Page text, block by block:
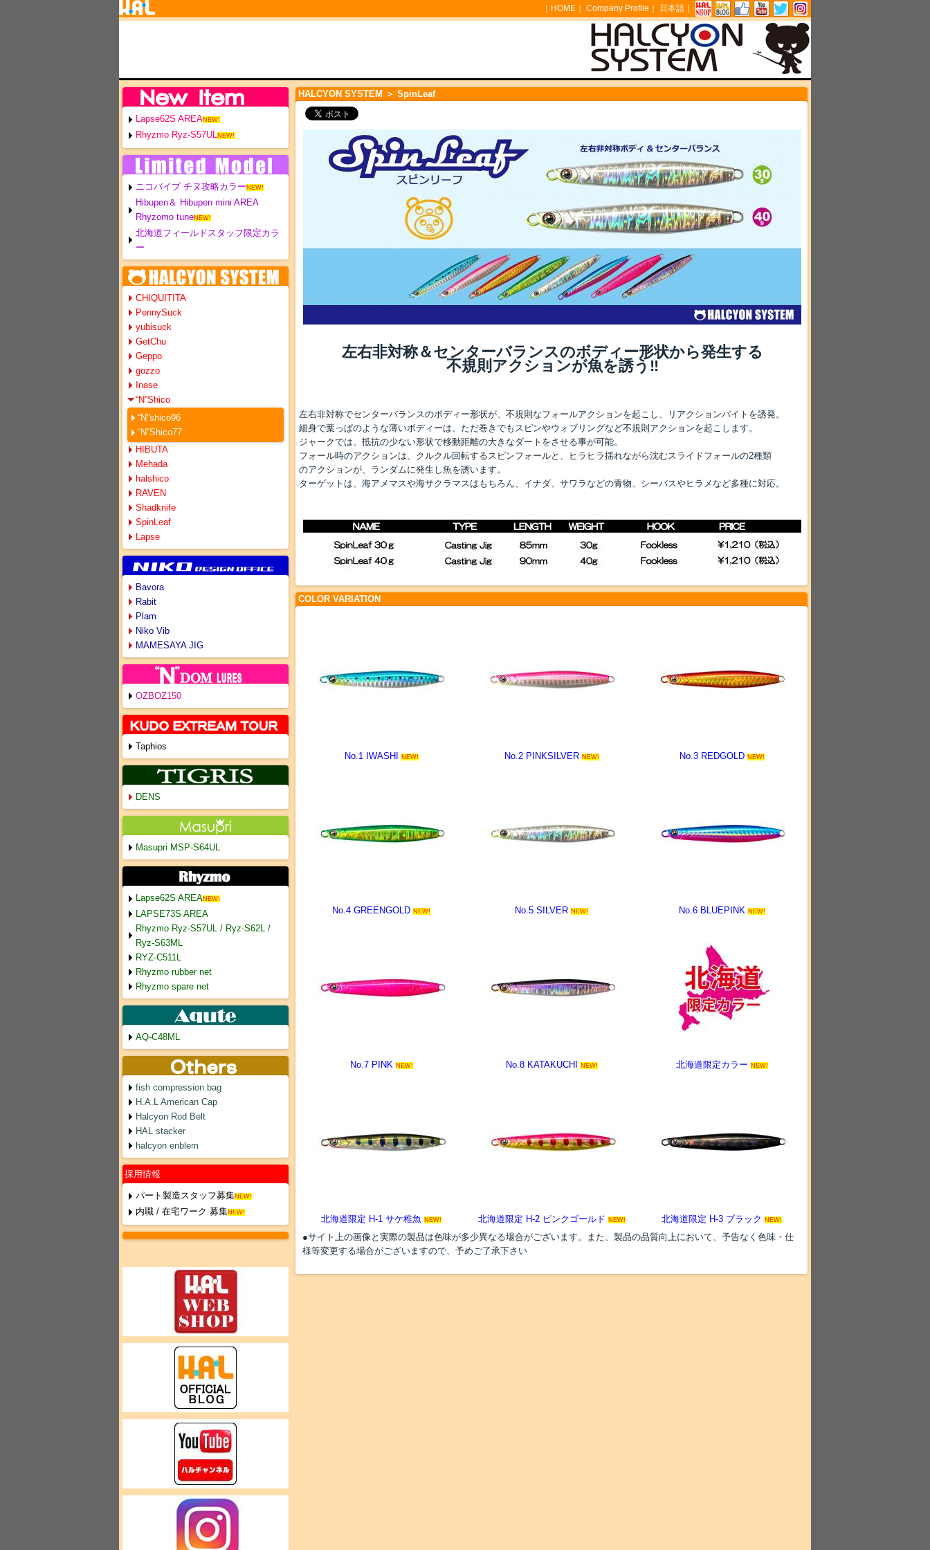
｜ HOME ｜ Company Profile ｜ 日本語 ｜
HALCYON SYSTEM ＞ SpinLeaf
左右非対称＆センターバランスのボディー形状から発生する
不規則アクションが魚を誘う‼
左右非対称でセンターバランスのボディー形状が、不規則なフォールアクションを起こし、リアクションバイトを誘発。
細身で葉っぱのような薄いボディーは、ただ巻きでもスピンやウォブリングなど不規則アクションを起こします。
ジャークでは、抵抗の少ない形状で移動距離の大きなダートをさせる事が可能。
フォール時のアクションは、クルクル回転するスピンフォールと、ヒラヒラ揺れながら沈むスライドフォールの2種類
のアクションが、ランダムに発生し魚を誘います。
ターゲットは、海アメマスや海サクラマスはもちろん、イナダ、サワラなどの青物、シーバスやヒラメなど多種に対応。
COLOR VARIATION
No.1 IWASHI NEW! No.2 PINKSILVER NEW! No.3 REDGOLD NEW!
No.4 GREENGOLD NEW! No.5 SILVER NEW! No.6 BLUEPINK NEW!
No.7 PINK NEW! No.8 KATAKUCHI NEW! 北海道限定カラー NEW!
北海道限定 H-1 サケ稚魚 NEW! 北海道限定 H-2 ピンクゴールド NEW! 北海道限定 H-3 ブラック NEW!
●サイト上の画像と実際の製品は色味が多少異なる場合がございます。また、製品の品質向上において、予告なく色味・仕
様等変更する場合がございますので、予めご了承下さい
Lapse62S AREANEW!
Rhyzmo Ryz-S57ULNEW!
ニコバイブ チヌ攻略カラー NEW!
Hibupen＆ Hibupen mini AREA
Rhyzomo tuneNEW!
北海道フィールドスタッフ限定カラ
ー
CHIQUITITA
PennySuck
yubisuck
GetChu
Geppo
gozzo
Inase
“N”Shico
“N”shico96
“N”Shico77
HIBUTA
Mehada
halshico
RAVEN
Shadknife
SpinLeaf
Lapse
Bavora
Rabit
Plam
Niko Vib
MAMESAYA JIG
OZBOZ150
Taphios
DENS
Masupri MSP-S64UL
Lapse62S AREANEW!
LAPSE73S AREA
Rhyzmo Ryz-S57UL / Ryz-S62L /
Ryz-S63ML
RYZ-C511L
Rhyzmo rubber net
Rhyzmo spare net
AQ-C48ML
fish compression bag
H.A.L American Cap
Halcyon Rod Belt
HAL stacker
halcyon enblem
採用情報
パート製造スタッフ募集NEW!
内職 / 在宅ワーク 募集NEW!